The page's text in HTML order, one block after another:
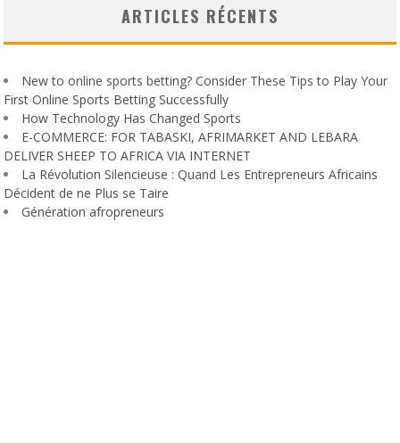
ARTICLES RÉCENTS
New to online sports betting? Consider These Tips to Play Your
First Online Sports Betting Successfully
How Technology Has Changed Sports
E-COMMERCE: FOR TABASKI, AFRIMARKET AND LEBARA
DELIVER SHEEP TO AFRICA VIA INTERNET
La Révolution Silencieuse : Quand Les Entrepreneurs Africains
Décident de ne Plus se Taire
Génération afropreneurs